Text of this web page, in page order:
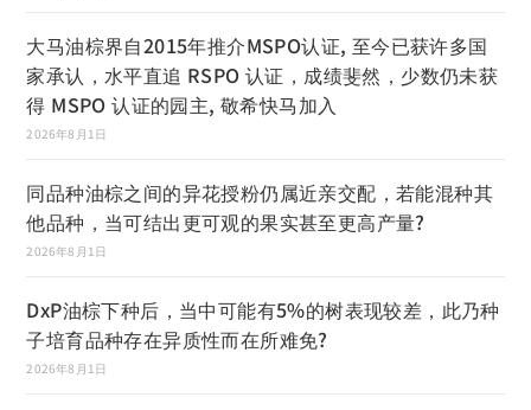
大马油棕界自2015年推介MSPO认证, 至今已获许多国
家承认，水平直追 RSPO 认证，成绩斐然，少数仍未获
得 MSPO 认证的园主, 敬希快马加入
2026年8月1日
同品种油棕之间的异花授粉仍属近亲交配，若能混种其
他品种，当可结出更可观的果实甚至更高产量?
2026年8月1日
DxP油棕下种后，当中可能有5%的树表现较差，此乃种
子培育品种存在异质性而在所难免?
2026年8月1日